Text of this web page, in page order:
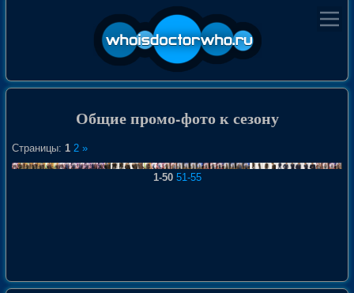
Общие промо-фото к сезону
Страницы: 1 2 »
1-50 51-55